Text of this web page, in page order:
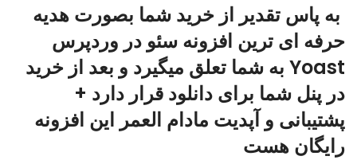
به پاس تقدیر از خرید شما بصورت هدیه
حرفه ای ترین افزونه سئو در وردپرس
Yoast به شما تعلق میگیرد و بعد از خرید
در پنل شما برای دانلود قرار دارد +
پشتیبانی و آپدیت مادام العمر این افزونه
رایگان هست